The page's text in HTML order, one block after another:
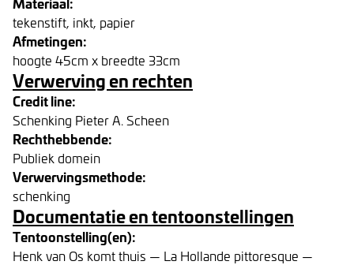
tekenstift, inkt, papier
Afmetingen:
hoogte 45cm x breedte 33cm
Verwerving en rechten
Credit line:
Schenking Pieter A. Scheen
Rechthebbende:
Publiek domein
Verwervingsmethode:
schenking
Documentatie en tentoonstellingen
Tentoonstelling(en):
Henk van Os komt thuis — La Hollande pittoresque —